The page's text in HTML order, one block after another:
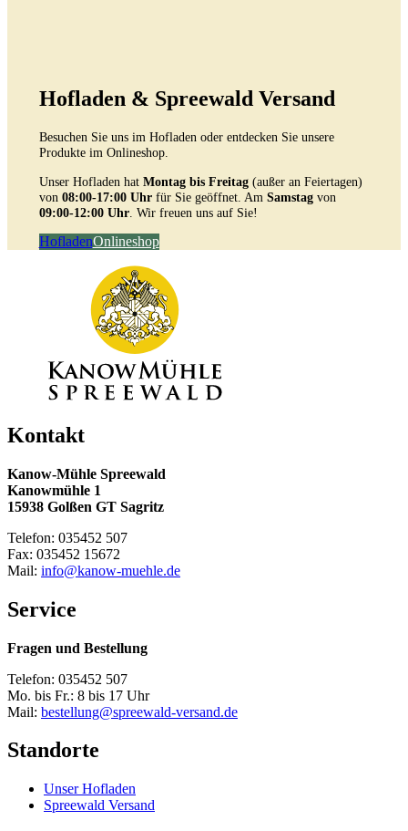
Hofladen & Spreewald Versand
Besuchen Sie uns im Hofladen oder entdecken Sie unsere
Produkte im Onlineshop.
Unser Hofladen hat Montag bis Freitag (außer an Feiertagen)
von 08:00-17:00 Uhrfür Sie geöffnet. Am Samstagvon
09:00-12:00 Uhr. Wir freuen uns auf Sie!
HofladenOnlineshop
Kontakt
Kanow-Mühle Spreewald
Kanowmühle 1
15938 Golßen GT Sagritz
Telefon: 035452 507
Fax: 035452 15672
Mail: info@kanow-muehle.de
Service
Fragen und Bestellung
Telefon: 035452 507
Mo. bis Fr.: 8 bis 17 Uhr
Mail: bestellung@spreewald-versand.de
Standorte
Unser Hofladen
Spreewald Versand